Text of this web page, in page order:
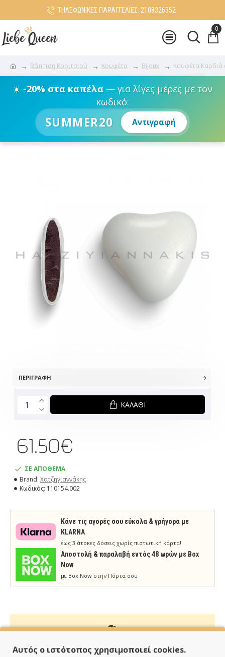
ΤΗΛΕΦΩΝΙΚΕΣ ΠΑΡΑΓΓΕΛΙΕΣ: 2108326352
0
Βάπτιση Κοριτσιού Κουφέτα Bijoux Κουφέτα Καρδιά
☀️ -20% στα καπέλα— για λίγες μέρες με τον
κωδικό:
SUMMER20 Αντιγραφή
ΠΕΡΙΓΡΑΦΉ
ΣΕ ΑΠΟΘΕΜΑ
Brand: Χατζηγιαννάκης
Κωδικός: 110154.002
61.50€
ΚΑΛΆΘΙ
Κάνε τις αγορές σου εύκολα & γρήγορα με
KLARNA
έως 3 άτοκες δόσεις χωρίς πιστωτική κάρτα!
Aποστολή & παραλαβή εντός 48 ωρών με Box
Now
με Box Now στην Πόρτα σου
ΠΑΡΑΔΙΔΟΥΜΕ ΓΡΗΓΟΡΑ
Αυτός ο ιστότοπος χρησιμοποιεί cookies.